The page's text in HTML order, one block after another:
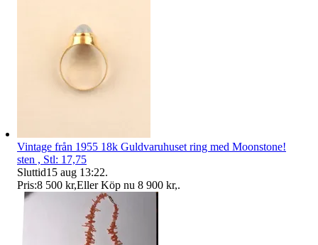
Vintage från 1955 18k Guldvaruhuset ring med Moonstone!
sten , Stl: 17,75
Sluttid15 aug 13:22.
Pris:8 500 kr,Eller Köp nu 8 900 kr,.